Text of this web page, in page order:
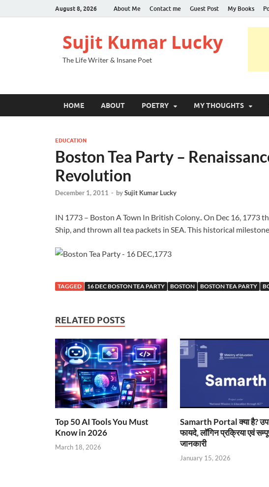
August 8, 2026 About Me Contact me Guest Post My Books
Sujit Kumar Lucky
The Life Writer & Insane Poet
HOME ABOUT POETRY MY THOUGHTS
EDUCATION
Boston Tea Party –
Revolution
December 1, 2011 - bySujit Kumar Lucky
IN 1773 – Boston A Town In British Colony.. On Dec 16, 1773
Ship, and thrown all tea packets in SEA. This historical
TAGGED 16 DEC BOSTON TEA PARTY BOSTON BOSTON TEA PARTY
RELATED POSTS
Top 50 AI Tools You Must
Know in 2026
March 18, 2026
Samarth Portal क्या है?
फायदे, लॉगिन प्रक्रिया एवं
जानकारी
January 15, 2026